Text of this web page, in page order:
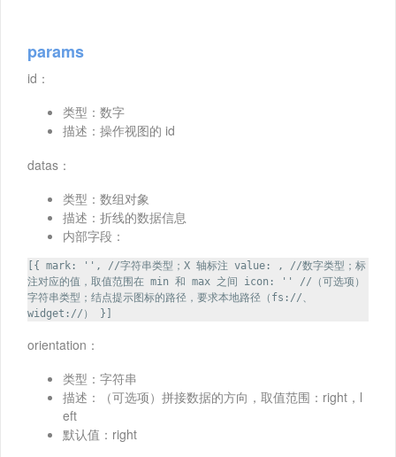
params
id：
类型：数字
描述：操作视图的 id
datas：
类型：数组对象
描述：折线的数据信息
内部字段：
[{ mark: '', //字符串类型；X 轴标注 value: , //数字类型；标
注对应的值，取值范围在 min 和 max 之间 icon: '' //（可选项）
字符串类型；结点提示图标的路径，要求本地路径（fs://、
widget://） }]
orientation：
类型：字符串
描述：（可选项）拼接数据的方向，取值范围：right，l
eft
默认值：right